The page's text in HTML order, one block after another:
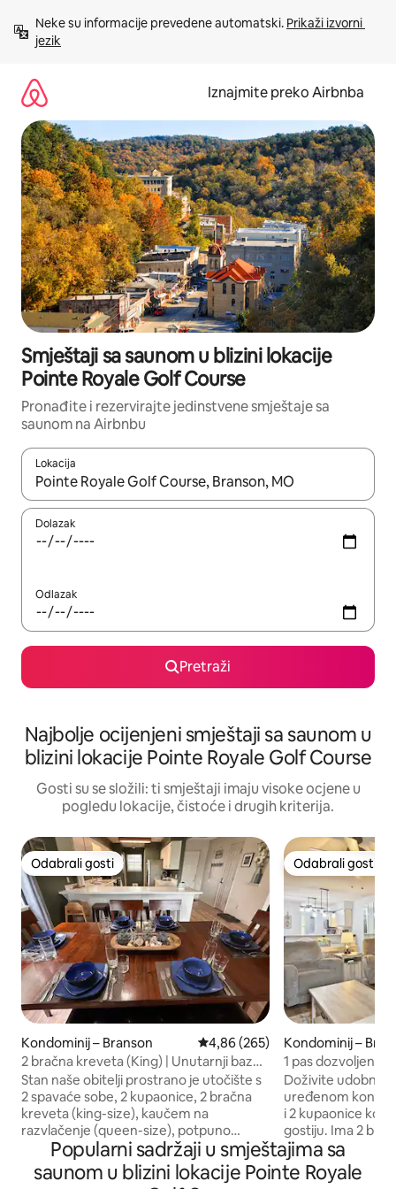
sadržaj
Neke su informacije prevedene automatski. Prikaži izvorni
jezik
Iznajmite preko Airbnba
Smještaji sa saunom u blizini lokacije
Pointe Royale Golf Course
Pronađite i rezervirajte jedinstvene smještaje sa
saunom na Airbnbu
Lokacija
Kada budu dostupni rezultati, moći ćete ih pregledati
Dolazak
Odlazak
Pretraži
Najbolje ocijenjeni smještaji sa saunom u
blizini lokacije Pointe Royale Golf Course
Gosti su se složili: ti smještaji imaju visoke ocjene u
pogledu lokacije, čistoće i drugih kriterija.
Odabrali gosti
Odabrali gosti
Kondominij – Branson Prosječna ocjena: 4,86/5,
4,86 (265)
2 bračna kreveta (King) | Unutarnji bazen
| U blizini Branson Stripa
Stan naše obitelji prostrano je utočište s
2 spavaće sobe, 2 kupaonice, 2 bračna
kreveta (king-size), kaučem na
razvlačenje (queen-size), potpuno
opremljenom kuhinjom i opuštajućom
terasom. Smješteni samo nekoliko
minuta od 76 Stripa u srcu Bransona, bit
Odabrali gosti
Odabrali gosti
Kondominij –
1 pas dozvoljen~
kada~Bar-2
dekor
Doživite
uređenom
i 2 kupaonice koji
gostiju. Ima 2
razvlačenje i
televizore ravnog
spavaćoj sobi i
Popularni sadržaji u smještajima sa
saunom u blizini lokacije Pointe Royale